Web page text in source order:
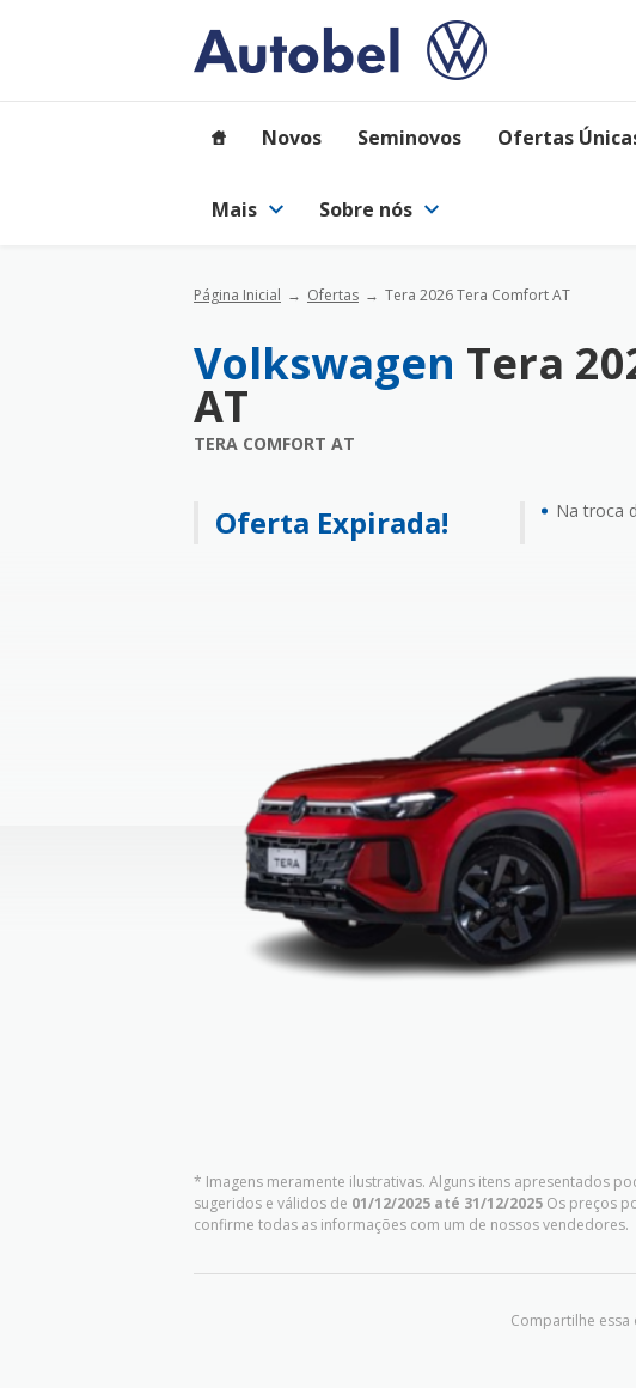
Novos Seminovos Ofertas
Mais Sobre nós
Página Inicial Ofertas Tera 2026 Tera Comfort AT
Volkswagen Tera
AT
TERA COMFORT AT
Oferta Expirada! Na troca
* Imagens meramente ilustrativas. Alguns itens apresentados
sugeridos e válidos de 01/12/2025 até 31/12/2025 Os preços
confirme todas as informações com um de nossos vendedores.
Compartilhe essa